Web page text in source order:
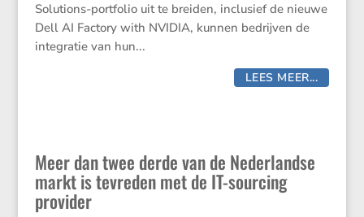
Solutions-portfolio uit te breiden, inclusief de nieuwe
Dell AI Factory with NVIDIA, kunnen bedrijven de
integratie van hun...
LEES MEER...
Meer dan twee derde van de Nederlandse
markt is tevreden met de IT-sourcing
provider